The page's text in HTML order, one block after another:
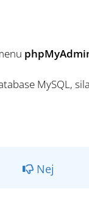
MySQL,
Nej